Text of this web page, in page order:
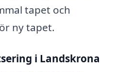
tapet och
ny tapet.
i Landskrona